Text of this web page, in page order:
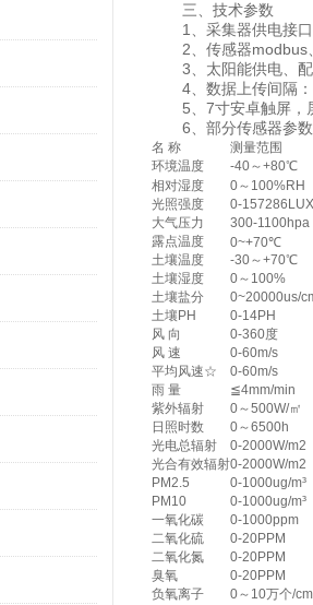
三、技术参数
1、采集器供电接口
2、传感器modbus、
3、太阳能供电、配
4、数据上传间隔：
5、7寸安卓触屏，
6、部分传感器参数
名 称
测量范围
环境温度
-40～+80℃
相对湿度
0～100%RH
光照强度
0-157286LUX
大气压力
300-1100hpa
露点温度
0~+70℃
土壤温度
-30～+70℃
土壤湿度
0～100%
土壤盐分
0~20000us/
土壤PH
0-14PH
风 向
0-360度
风 速
0-60m/s
平均风速☆
0-60m/s
雨 量
≦4mm/min
紫外辐射
0～500W/㎡
日照时数
0～6500h
光电总辐射
0-2000W/m2
光合有效辐射0-2000W/m2
PM2.5
0-1000ug/m³
PM10
0-1000ug/m³
一氧化碳
0-1000ppm
二氧化硫
0-20PPM
二氧化氮
0-20PPM
臭氧
0-20PPM
负氧离子
0～10万个/